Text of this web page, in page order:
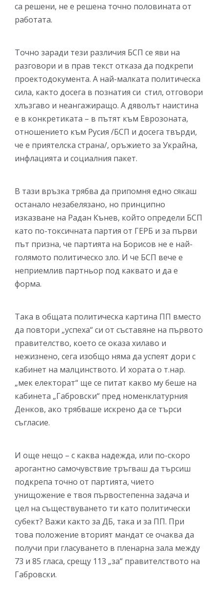
са решени, не е решена точно половината от
работата.
Точно заради тези различия БСП се яви на
разговори и в прав текст отказа да подкрепи
проектодокумента. А най-малката политическа
сила, както досега в познатия си стил, отговори
хлъзгаво и неангажиращо. А дяволът наистина
е в конкретиката – в пътят към Еврозоната,
отношението към Русия /БСП и досега твърди,
че е приятелска страна/, оръжието за Украйна,
инфлацията и социалния пакет.
В тази връзка трябва да припомня едно сякаш
останало незабелязано, но принципно
изказване на Радан Кънев, който определи БСП
като по-токсичната партия от ГЕРБ и за първи
път призна, че партията на Борисов не е най-
голямото политическо зло. И че БСП вече е
неприемлив партньор под каквато и да е
форма.
Така в общата политическа картина ПП вместо
да повтори „успеха“ си от съставяне на първото
правителство, което се оказа хилаво и
нежизнено, сега изобщо няма да успеят дори с
кабинет на малцинството. И хората о т.нар.
„мек електорат“ ще се питат какво му беше на
кабинета „Габровски“ пред номенклатурния
Денков, ако трябваше искрено да се търси
съгласие.
И още нещо – с каква надежда, или по-скоро
арогантно самочувствие тръгваш да търсиш
подкрепа точно от партията, чието
унищожение е твоя първостепенна задача и
цел на съществуването ти като политически
субект? Важи както за ДБ, така и за ПП. При
това положение вторият мандат се очаква да
получи при гласуването в пленарна зала между
73 и 85 гласа, срещу 113 „за“ правителството на
Габровски.